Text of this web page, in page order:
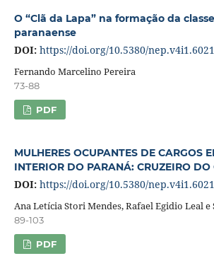
O “Clã da Lapa” na formação da
paranaense
DOI: https://doi.org/10.5380/
Fernando Marcelino Pereira
73-88
PDF
MULHERES OCUPANTES DE CARGOS
INTERIOR DO PARANÁ: CRUZEIRO DO
DOI: https://doi.org/10.5380/
Ana Letícia Stori Mendes, Rafael Egidio Leal e
89-103
PDF